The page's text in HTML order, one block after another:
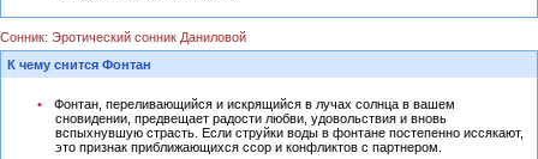
Сонник: Эротический сонник Даниловой
К чему снится Фонтан
Фонтан, переливающийся и искрящийся в лучах солнца в вашем
сновидении, предвещает радости любви, удовольствия и вновь
вспыхнувшую страсть. Если струйки воды в фонтане постепенно иссякают,
это признак приближающихся ссор и конфликтов с партнером.